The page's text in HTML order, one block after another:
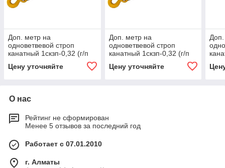
Доп. метр на
одноветвевой строп
канатный 1скзп-0,32 (г/п
0,32 тн, мин. длина 1 м)
2.8, 1000
Цену уточняйте
Доп. метр на
одноветвевой строп
канатный 1скзп-0,32 (г/п
0,32 тн, мин. длина 1 м) 5,
1500
Цену уточняйте
О нас
Рейтинг не сформирован
Менее 5 отзывов за последний год
Работает с 07.01.2010
г. Алматы